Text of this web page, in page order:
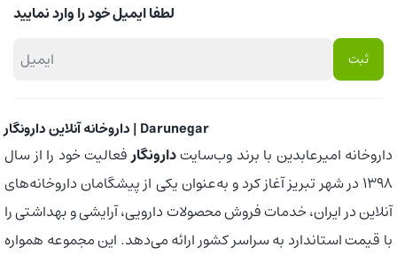
لطفا ایمیل خود را وارد نمایید
داروخانه آنلاین دارونگار | Darunegar
داروخانه امیرعابدین با برند وب‌سایتدارونگارفعالیت خود را از سال
1398 در شهر تبریز آغاز کرد و به‌عنوان یکی از پیشگامان داروخانه‌های
آنلاین در ایران، خدمات فروش محصولات دارویی، آرایشی و بهداشتی را
با قیمت استاندارد به سراسر کشور ارائه می‌دهد. این مجموعه همواره